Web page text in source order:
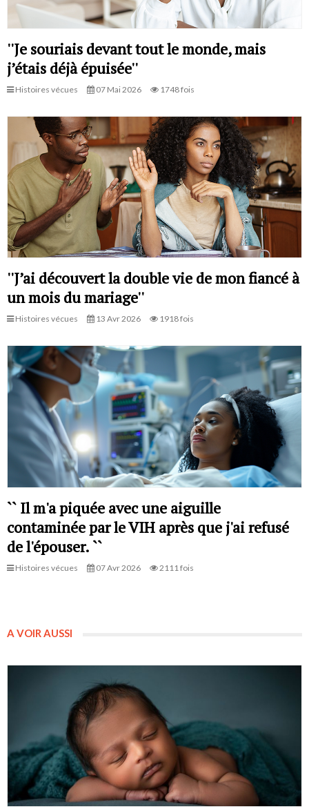
''Je souriais devant tout le monde, mais
j’étais déjà épuisée''
Histoires vécues 07 Mai 2026 1748 fois
''J’ai découvert la double vie de mon fiancé à
un mois du mariage''
Histoires vécues 13 Avr 2026 1918 fois
`` Il m'a piquée avec une aiguille
contaminée par le VIH après que j'ai refusé
de l'épouser. ``
Histoires vécues 07 Avr 2026 2111 fois
A VOIR AUSSI